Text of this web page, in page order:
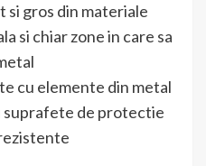
gros din materiale
si chiar zone in care sa
cu elemente din metal
suprafete de protectie